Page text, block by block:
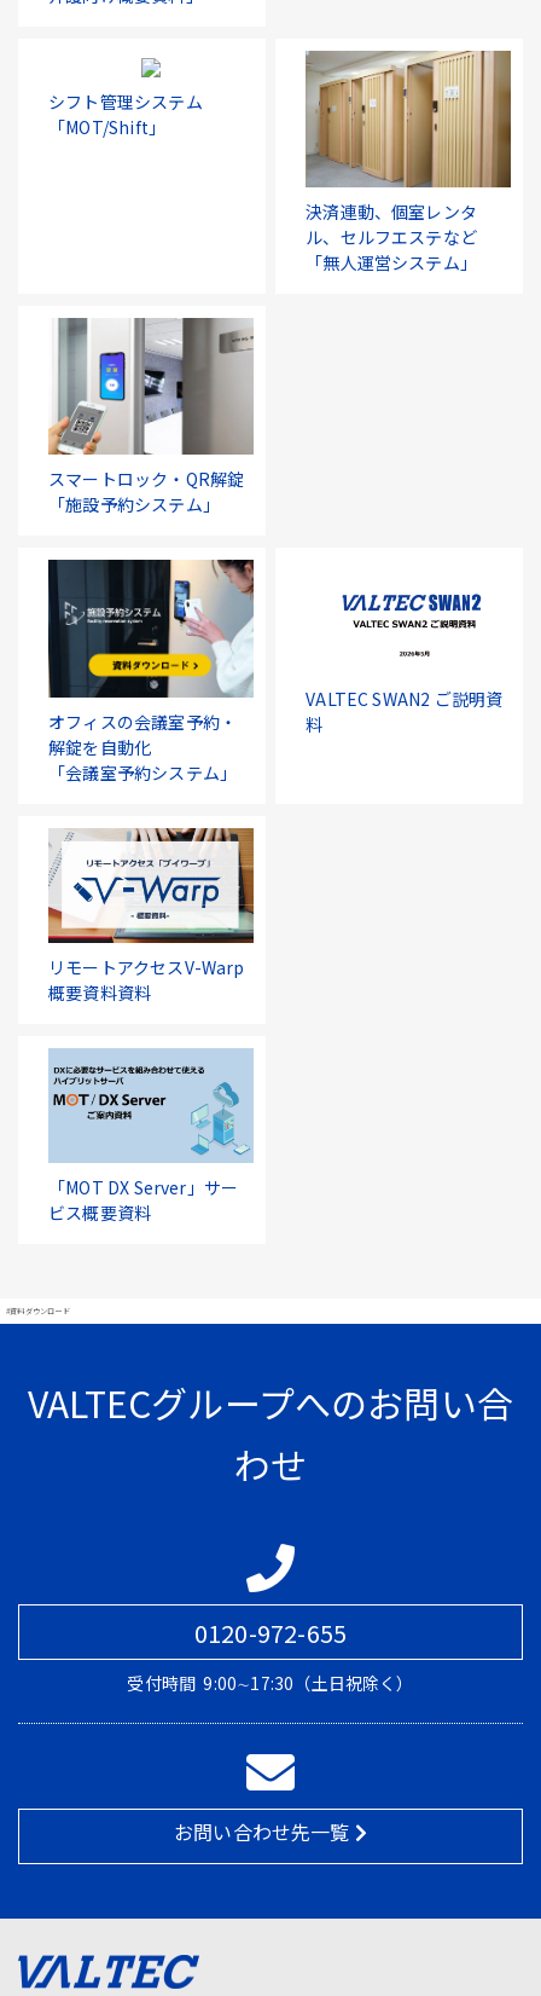
シフト管理システム
「MOT/Shift」
決済連動、個室レンタ
ル、セルフエステなど
「無人運営システム」
スマートロック・QR解錠
「施設予約システム」
オフィスの会議室予約・
解錠を自動化
「会議室予約システム」
VALTEC SWAN2 ご説明資
料
リモートアクセスV-Warp
概要資料資料
「MOT DX Server」サー
ビス概要資料
#資料ダウンロード
VALTECグループへのお問い合
わせ
0120-972-655
受付時間 9:00∼17:30（土日祝除く）
お問い合わせ先一覧